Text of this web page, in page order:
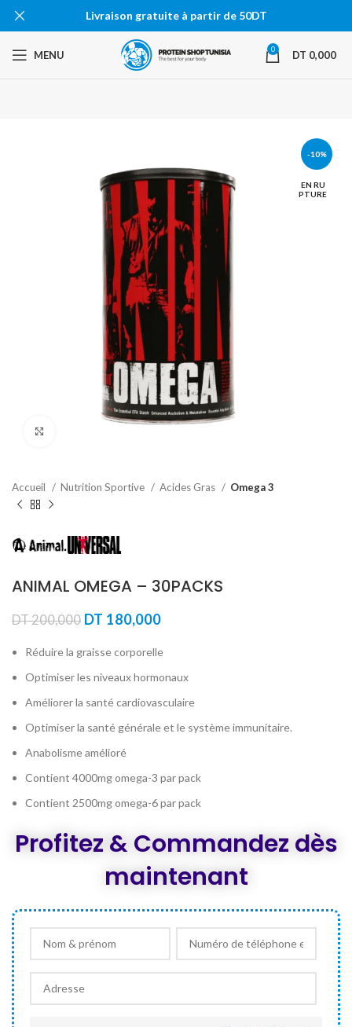
MENU 0 DT 0,000
-10%
EN RU
PTURE
Accueil Nutrition Sportive Acides Gras Omega 3
ANIMAL OMEGA – 30PACKS
DT200,000 Le
initial
DT 200,000.
DT 180,000Le
actuel
DT 180,000.
Réduire la graisse corporelle
Optimiser les niveaux hormonaux
Améliorer la santé cardiovasculaire
Optimiser la santé générale et le système immunitaire.
Anabolisme amélioré
Contient 4000mg omega-3 par pack
Contient 2500mg omega-6 par pack
Profitez & Commandez dès
maintenant
Livraison gratuite à partir de 50DT